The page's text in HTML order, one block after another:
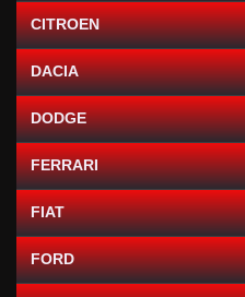
CITROEN
DACIA
DODGE
FERRARI
FIAT
FORD